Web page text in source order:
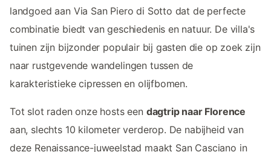
landgoed aan Via San Piero di Sotto dat de perfecte
combinatie biedt van geschiedenis en natuur. De villa's
tuinen zijn bijzonder populair bij gasten die op zoek zijn
naar rustgevende wandelingen tussen de
karakteristieke cipressen en olijfbomen.
Tot slot raden onze hosts een dagtrip naar Florence
aan, slechts 10 kilometer verderop. De nabijheid van
deze Renaissance-juweelstad maakt San Casciano in